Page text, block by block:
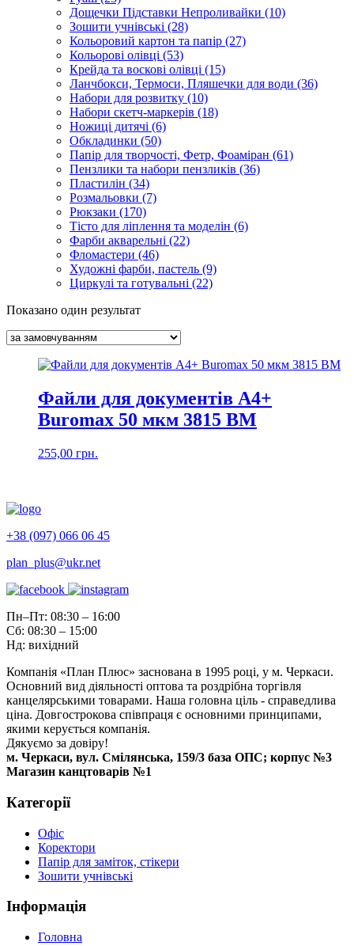
Дощечки Підставки Непроливайки (10)
Зошити учнівські (28)
Кольоровий картон та папір (27)
Кольорові олівці (53)
Крейда та воскові олівці (15)
Ланчбокси, Термоси, Пляшечки для води (36)
Набори для розвитку (10)
Набори скетч-маркерів (18)
Ножиці дитячі (6)
Обкладинки (50)
Папір для творчості, Фетр, Фоаміран (61)
Пензлики та набори пензликів (36)
Пластилін (34)
Розмальовки (7)
Рюкзаки (170)
Тісто для ліплення та моделін (6)
Фарби акварельні (22)
Фломастери (46)
Художні фарби, пастель (9)
Циркулі та готувальні (22)
Показано один результат
Файли для документів А4+
Buromax 50 мкм 3815 ВМ
255,00 грн.
+38 (097) 066 06 45
plan_plus@ukr.net
Пн–Пт: 08:30 – 16:00
Сб: 08:30 – 15:00
Нд: вихідний
Компанія «План Плюс» заснована в 1995 році, у м. Черкаси.
Основний вид діяльності оптова та роздрібна торгівля
канцелярськими товарами. Наша головна ціль - справедлива
ціна. Довгострокова співпраця є основними принципами,
якими керується компанія.
Дякуємо за довіру!
м. Черкаси, вул. Смілянська, 159/3 база ОПС; корпус №3
Магазин канцтоварів №1
Категорії
Офіс
Коректори
Папір для заміток, стікери
Зошити учнівські
Інформація
Головна